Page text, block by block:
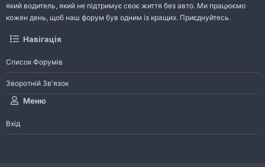
який водитель, який не підтримує своє життя без авто. Ми працюємо
кожен день, щоб наш форум був одним із кращих. Приєднуйтесь.
Навігація
Список Форумів
Зворотній Зв'язок
Меню
Вхід